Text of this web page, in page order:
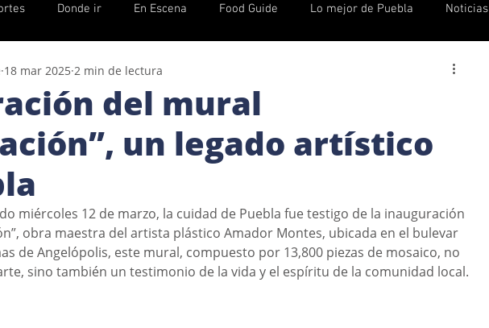
Donde ir En Escena Food Guide Lo mejor de Puebla Noticias
del mural
un legado artístico
18 mar 2025 2 min de lectura
miércoles 12 de marzo, la cuidad de Puebla fue testigo de la inauguración
obra maestra del artista plástico Amador Montes, ubicada en el bulevar
de Angelópolis, este mural, compuesto por 13,800 piezas de mosaico, no
sino también un testimonio de la vida y el espíritu de la comunidad local.